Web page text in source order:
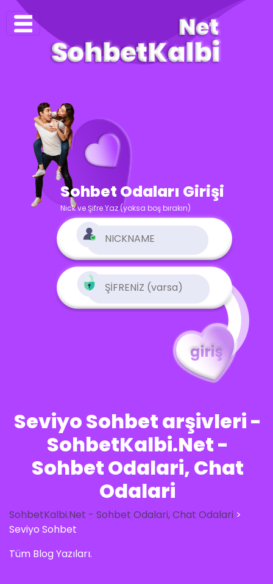
Sohbet Odaları Girişi
Nick ve Şifre Yaz (yoksa boş bırakın)
Seviyo Sohbet arşivleri -
SohbetKalbi.Net -
Sohbet Odalari, Chat
Odalari
SohbetKalbi.Net - Sohbet Odalari, Chat Odalari >
Seviyo Sohbet
Tüm Blog Yazıları.